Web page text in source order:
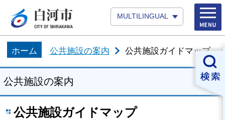
MULTILINGUAL
ホーム 公共施設の案内 公共施設ガイドマップ
公共施設の案内
公共施設ガイドマップ